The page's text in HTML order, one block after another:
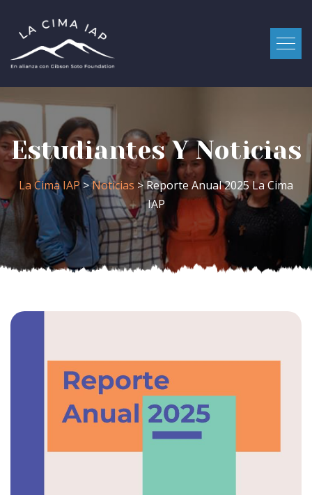
Estudiantes Y Noticias
La Cima IAP>Noticias > Reporte Anual 2025 La Cima
IAP